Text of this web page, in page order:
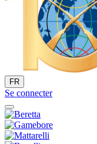
FR
Se connecter